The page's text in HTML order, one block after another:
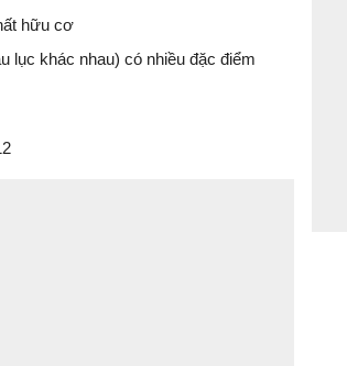
hữu cơ
lục khác nhau) có nhiều đặc điểm